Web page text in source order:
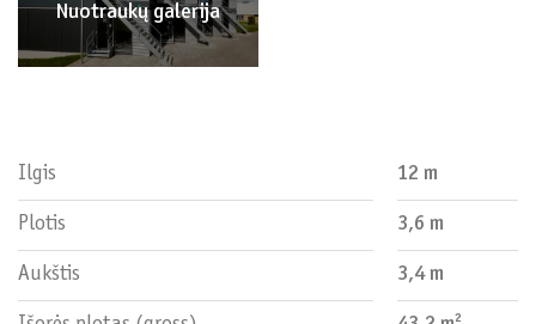
Nuotraukų galerija
Ilgis 12 m
Plotis 3,6 m
Aukštis 3,4 m